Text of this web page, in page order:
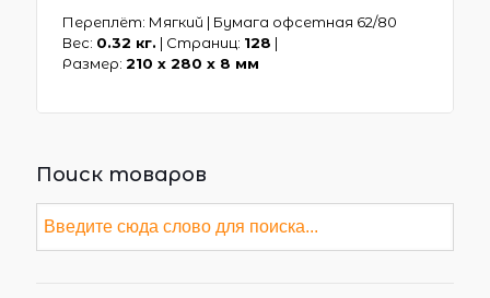
Переплёт: Мягкий | Бумага офсетная 62/80
Вес: 0.32 кг. | Страниц: 128 |
Размер:210 х 280 x 8 мм
Поиск товаров